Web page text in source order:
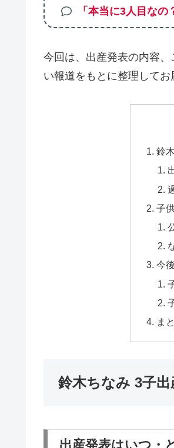
「本当に3人目なの
今回は、出産発表の内容
い報道をもとに整理してお
鈴
子
今
ま
鈴木ちなみ 3子
出産発表はいつ・